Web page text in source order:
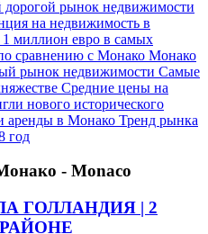
рынок недвижимости
на недвижимость в
миллион евро в самых
сравнению с Монако Монако
рынок недвижимости Самые
Средние цены на
нового исторического
аренды в Монако Тренд рынка
год
- Monaco
ГОЛЛАНДИЯ | 2